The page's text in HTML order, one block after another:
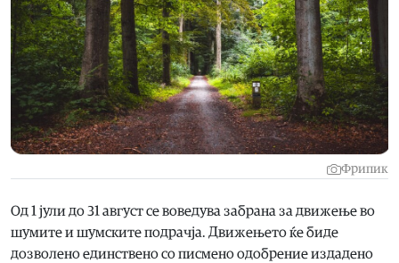
Фрипик
Од 1 јули до 31 август се воведува забрана за движење во
шумите и шумските подрачја. Движењето ќе биде
дозволено единствено со писмено одобрение издадено